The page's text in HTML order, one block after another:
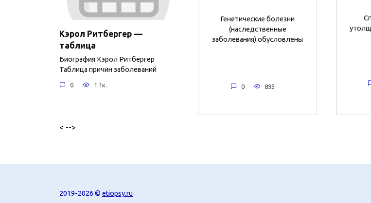
Кэрол Ритбергер —
таблица
Биография Кэрол Ритбергер
Таблица причин заболеваний
0 1.1к.
Генетические болезни
(наследственные
заболевания) обусловлены
0 895
< -->
2019-2026 © etiopsy.ru